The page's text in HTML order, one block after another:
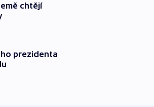
chtějí
prezidenta